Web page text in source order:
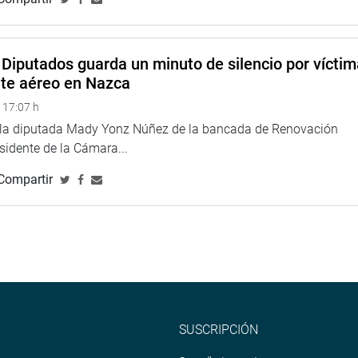
a favor del dictamen elaborado por la Comisión de
del Congreso, Mirtha Vásquez Chuquilín, empezó a las 09:27
guarda un minuto de silencio por
aéreo en Nazca
h
diputada Mady Yonz Núñez de la bancada de Renovación
de la Cámara...
SUSCRIPCIÓN